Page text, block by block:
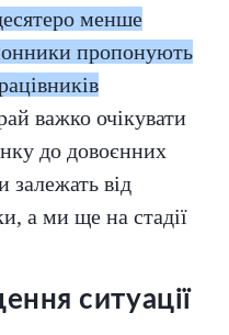
менше
пропонують
важко очікувати
до довоєнних
залежать від
а ми ще на стадії
ситуації